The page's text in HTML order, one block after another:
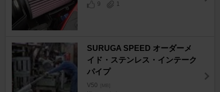
9
1
SURUGA SPEED オーダーメ
イド・ステンレス・インテーク
パイプ
V50 [MB]